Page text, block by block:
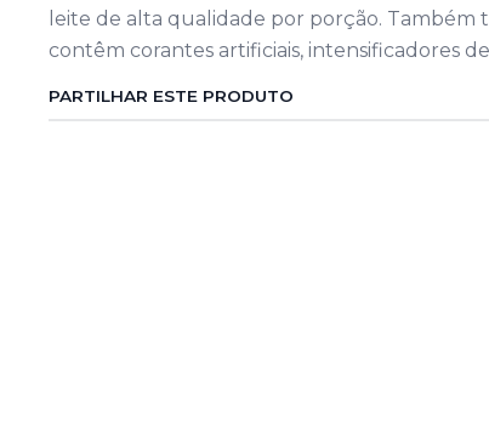
leite de alta qualidade por porção. Também
contêm corantes artificiais, intensificadores
PARTILHAR ESTE PRODUTO